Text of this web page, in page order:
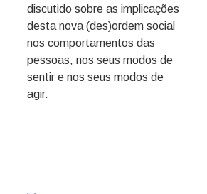
discutido sobre as implicações
desta nova (des)ordem social
nos comportamentos das
pessoas, nos seus modos de
sentir e nos seus modos de
agir.